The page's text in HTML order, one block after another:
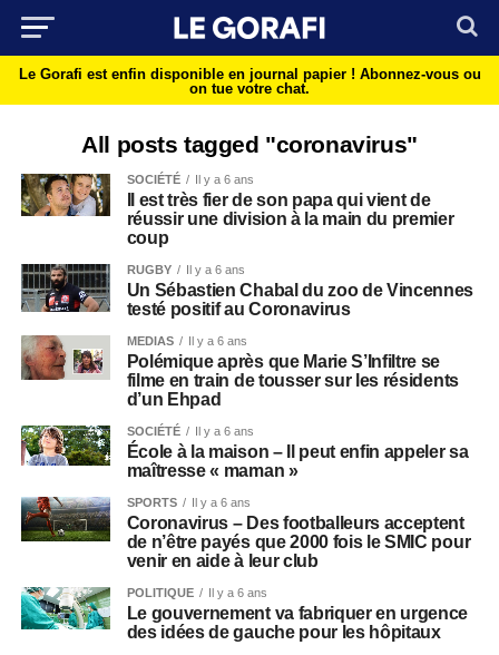
Le Gorafi est enfin disponible en journal papier ! Abonnez-vous ou
on tue votre chat.
All posts tagged "coronavirus"
SOCIÉTÉ Il y a 6 ans
Il est très fier de son papa qui vient de
réussir une division à la main du premier
coup
RUGBY Il y a 6 ans
Un Sébastien Chabal du zoo de Vincennes
testé positif au Coronavirus
MEDIAS Il y a 6 ans
Polémique après que Marie S’Infiltre se
filme en train de tousser sur les résidents
d’un Ehpad
SOCIÉTÉ Il y a 6 ans
École à la maison – Il peut enfin appeler sa
maîtresse « maman »
SPORTS Il y a 6 ans
Coronavirus – Des footballeurs acceptent
de n’être payés que 2000 fois le SMIC pour
venir en aide à leur club
POLITIQUE Il y a 6 ans
Le gouvernement va fabriquer en urgence
des idées de gauche pour les hôpitaux